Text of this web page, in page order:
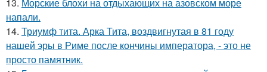
напали.
14. Триумф тита. Арка Тита, воздвигнутая в 81 году
нашей эры в Риме после кончины императора, - это не
просто памятник.